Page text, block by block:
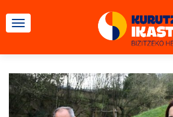
TOGGLE NAVIGATION